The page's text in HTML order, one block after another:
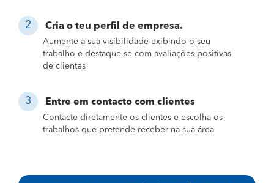
Cria o teu perfil de empresa.
Aumente a sua visibilidade exibindo o seu
trabalho e destaque-se com avaliações positivas
de clientes
Entre em contacto com clientes
Contacte diretamente os clientes e escolha os
trabalhos que pretende receber na sua área